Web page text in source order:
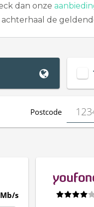
dan onze
de
Postcode
s